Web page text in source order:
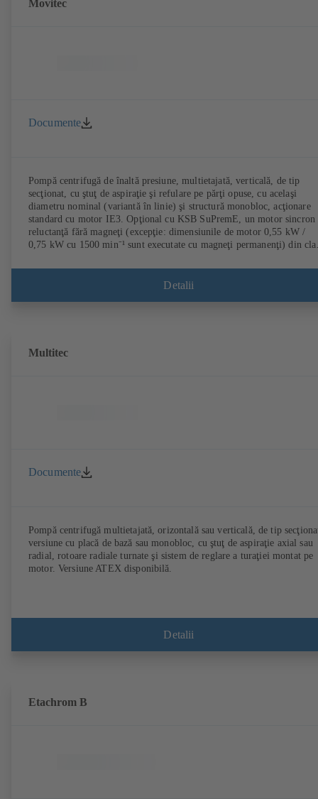
Movitec
Documente
Pompă centrifugă de înaltă presiune, multietajată, verticală, de tip
secţionat, cu ştuţ de aspiraţie şi refulare pe părţi opuse, cu acelaşi
diametru nominal (variantă în linie) şi structură monobloc, acţionare
standard cu motor IE3. Opţional cu KSB SuPremE, un motor sincron
reluctanţă fără magneţi (excepţie: dimensiunile de motor 0,55 kW /
0,75 kW cu 1500 min⁻¹ sunt executate cu magneţi permanenţi) din
funcţionarea la sistem de reglare a turaţiei tip KSB PumpDrive 2 sau
KSB PumpDrive 2 Eco fără senzor al poziţiei rotorului. Puncte de
Detalii
Multitec
Documente
Pompă centrifugă multietajată, orizontală sau verticală, de tip
versiune cu placă de bază sau monobloc, cu ştuţ de aspiraţie axial sau
radial, rotoare radiale turnate şi sistem de reglare a turaţiei montat pe
motor. Versiune ATEX disponibilă.
Detalii
Etachrom B